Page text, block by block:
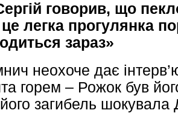
говорив, що
легка прогулянка
зараз»
неохоче дає
горем – Рожок був
його загибель